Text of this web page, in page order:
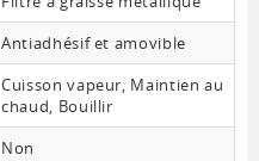
Antiadhésif et amovible
Cuisson vapeur, Maintien au
chaud, Bouillir
Non